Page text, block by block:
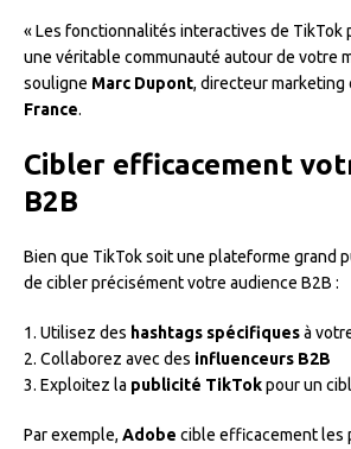
« Les fonctionnalités interactives de TikTok
une véritable communauté autour de votre
souligne Marc Dupont, directeur marketing
France.
Cibler efficacement
B2B
Bien que TikTok soit une plateforme grand
de cibler précisément votre audience B2B :
1. Utilisez des hashtags spécifiquesà
2. Collaborez avec des influenceurs B2B
3. Exploitez la publicité TikTokpour un
Par exemple, Adobe cible efficacement les